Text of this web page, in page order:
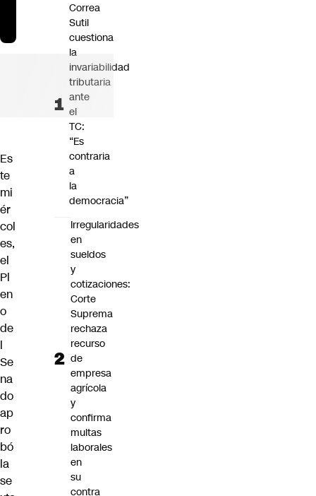
Es
te
mi
ér
col
es,
el
Pl
en
o
de
l
Se
na
do
ap
ro
bó
la
se
Correa
Sutil
cuestiona
la
invariabilidad
tributaria
ante
el
TC:
“Es
contraria
a
la
democracia”
Irregularidades
en
sueldos
y
cotizaciones:
Corte
Suprema
rechaza
recurso
de
empresa
agrícola
y
confirma
multas
laborales
en
su
contra